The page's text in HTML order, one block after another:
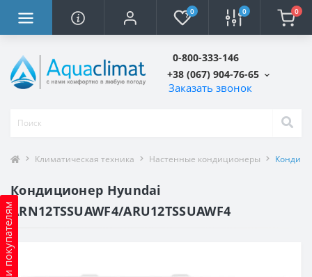
0 0 0
0-800-333-146
+38 (067) 904-76-65
Заказать звонок
Климатическая техника Настенные кондиционеры
Кондиционер Hyundai
ARN12TSSUAWF4/ARU12TSSUAWF4